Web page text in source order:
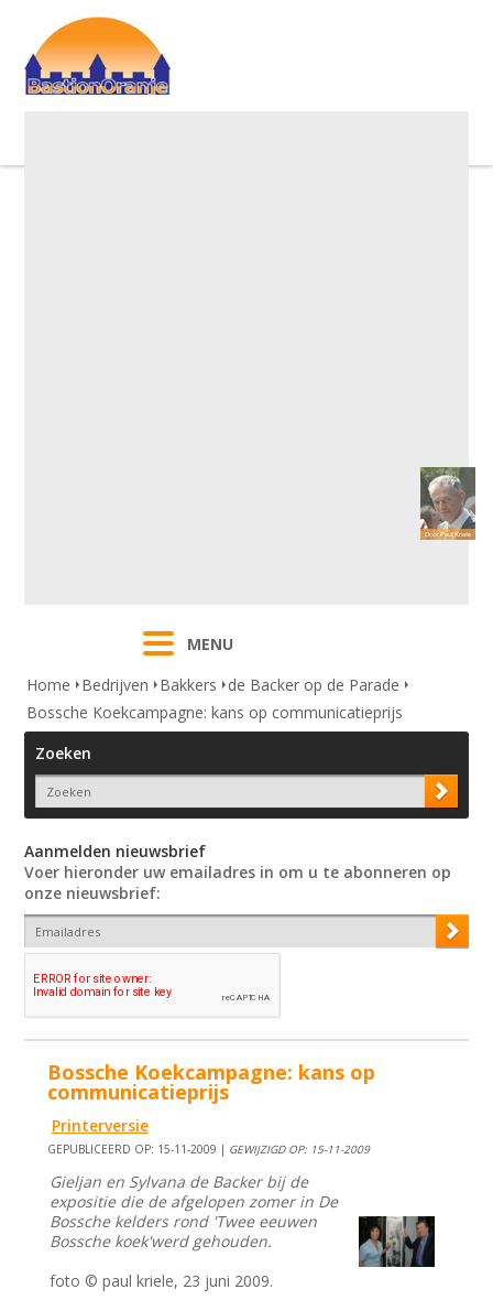
MENU
Home
Bedrijven Bakkers
de Backer op de Parade
Bossche Koekcampagne: kans op communicatieprijs
Zoeken
Aanmelden nieuwsbrief
Voer hieronder uw emailadres in om u te abonneren op
onze nieuwsbrief:
Bossche Koekcampagne: kans op
communicatieprijs
Printerversie
GEPUBLICEERD OP: 15-11-2009 | GEWIJZIGD OP: 15-11-2009
Gieljan en Sylvana de Backer bij de
expositie die de afgelopen zomer in De
Bossche kelders rond 'Twee eeuwen
Bossche koek'werd gehouden.
foto © paul kriele, 23 juni 2009.